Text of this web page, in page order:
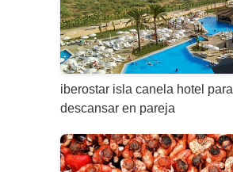
iberostar isla canela hotel para
descansar en pareja